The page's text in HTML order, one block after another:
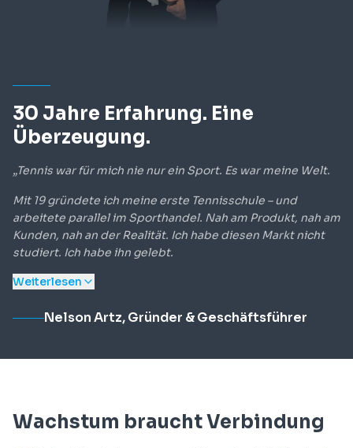
30 Jahre Erfahrung. Eine
Überzeugung.
„Tennis war für mich nie nur ein Sport. Es war meine Welt.
Mit 19 gründete ich meine erste Tennisschule – und
arbeitete parallel im Sporthandel. Nah am Produkt, nah am
Kunden, nah an der Realität. Ich habe diesen Markt nicht
studiert. Ich habe ihn gelebt.
Weiterlesen
Nelson Artz, Gründer & Geschäftsführer
Wachstum braucht Verbindung